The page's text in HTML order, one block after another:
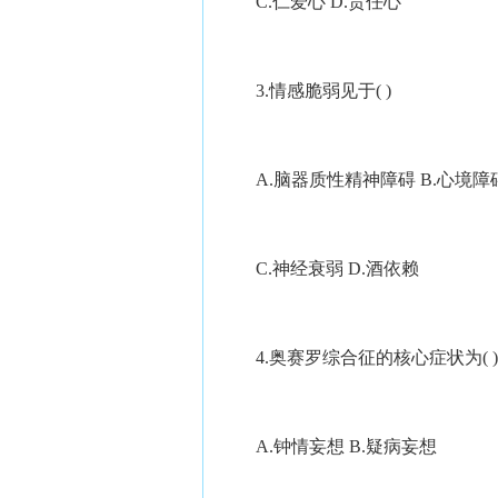
3.情感脆弱见于( )
A.脑器质性精神障碍 B.心境障
C.神经衰弱 D.酒依赖
4.奥赛罗综合征的核心症状为( )
A.钟情妄想 B.疑病妄想